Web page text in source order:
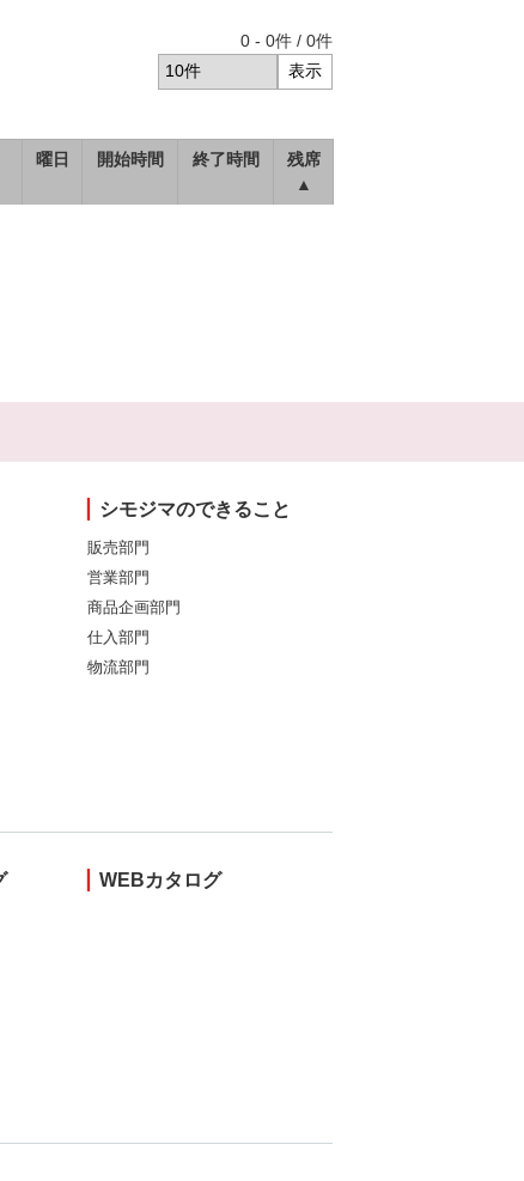
0 - 0件 / 0件
曜日 開始時間 終了時間
残席
▲
シモジマのできること
販売部門
営業部門
商品企画部門
仕入部門
物流部門
WEBカタログ